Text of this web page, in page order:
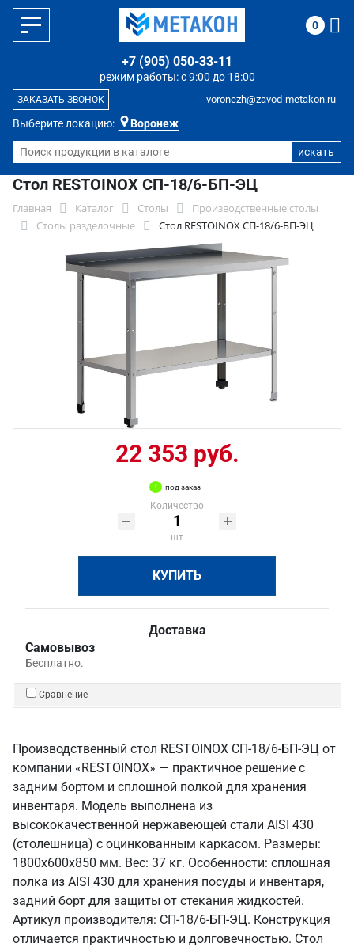
Выберите локацию: Воронеж
режим работы: с 9:00 до 18:00
+7 (905) 050-33-11
voronezh@zavod-metakon.ru
ЗАКАЗАТЬ ЗВОНОК
0
Стол RESTOINOX СП-18/6-БП-ЭЦ
Главная Каталог Столы
Производственные столы
Столы разделочные
Стол RESTOINOX СП-18/6-БП-ЭЦ
22 353 руб.
под заказ
Количество
шт
КУПИТЬ
Доставка
Самовывоз
Бесплатно.
Сравнение
Производственный стол RESTOINOX СП-18/6-БП-ЭЦ от
компании «RESTOINOX» — практичное решение с
задним бортом и сплошной полкой для хранения
инвентаря. Модель выполнена из
высококачественной нержавеющей стали AISI 430
(столешница) с оцинкованным каркасом. Размеры:
1800x600x850 мм. Вес: 37 кг. Особенности: сплошная
полка из AISI 430 для хранения посуды и инвентаря,
задний борт для защиты от стекания жидкостей.
Артикул производителя: СП-18/6-БП-ЭЦ. Конструкция
отличается практичностью и долговечностью. Стол